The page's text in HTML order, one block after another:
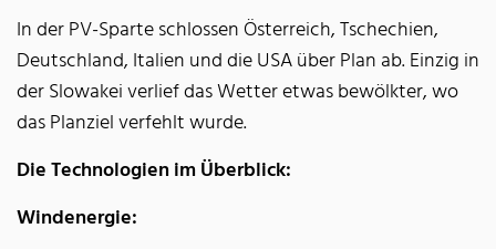
In der PV-Sparte schlossen Österreich, Tschechien,
Deutschland, Italien und die USA über Plan ab. Einzig in
der Slowakei verlief das Wetter etwas bewölkter, wo
das Planziel verfehlt wurde.
Die Technologien im Überblick:
Windenergie: